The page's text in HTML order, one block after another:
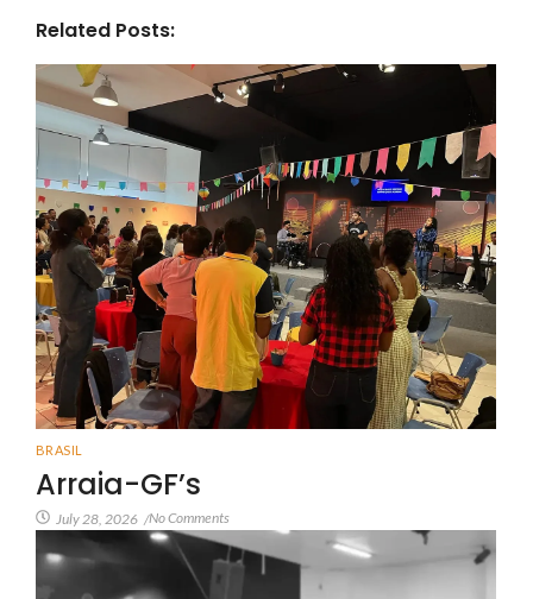
Related Posts:
BRASIL
Arraia-GF’s
July 28, 2026 /No Comments